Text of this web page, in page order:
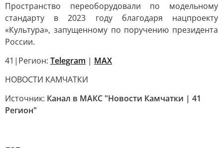
Пространство переоборудовали по модельному
стандарту в 2023 году благодаря нацпроекту
«Культура», запущенному по поручению президента
России.
41|Регион: Telegram | MAX
НОВОСТИ КАМЧАТКИ
Источник: Канал в МАКС "Новости Камчатки | 41
Регион"